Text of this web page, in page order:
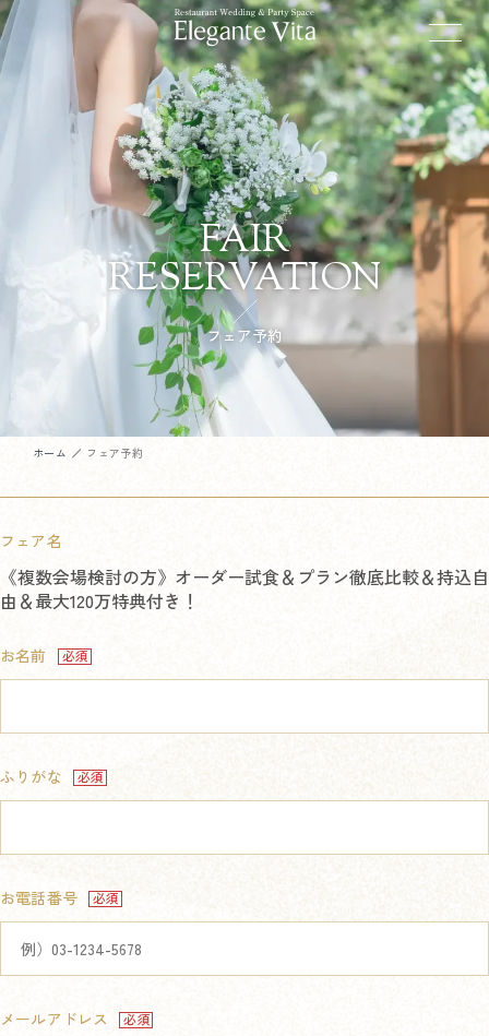
FAIR
RESERVATION
フェア予約
ホーム フェア予約
フェア名
《複数会場検討の方》オーダー試食＆プラン徹底比較＆持込自
由＆最大120万特典付き！
お名前
ふりがな
お電話番号
メールアドレス